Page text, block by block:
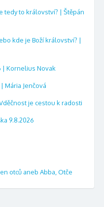
tedy to království? | Štěpán
kde je Boží království? |
| Kornelius Novak
Mária Jenčová
je cestou k radosti
9.8.2026
otců aneb Abba, Otče